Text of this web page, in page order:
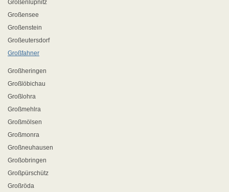
Großenlupnitz
Großensee
Großenstein
Großeutersdorf
Großfahner
Großheringen
Großlöbichau
Großlohra
Großmehlra
Großmölsen
Großmonra
Großneuhausen
Großobringen
Großpürschütz
Großröda